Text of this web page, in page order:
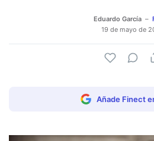
Eduardo García
19 de mayo de
Añade Finect